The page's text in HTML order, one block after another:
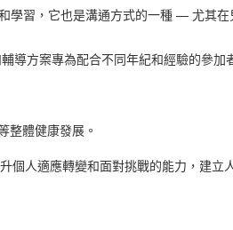
學習，它也是溝通方式的一種 — 尤其
導方案專為配合不同年紀和經驗的參
整體健康發展。
人適應轉變和面對挑戰的能力，建立